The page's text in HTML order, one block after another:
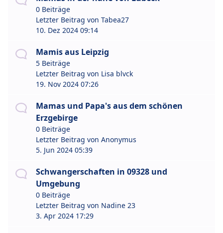
0 Beiträge
Letzter Beitrag von Tabea27
10. Dez 2024 09:14
Mamis aus Leipzig
5 Beiträge
Letzter Beitrag von Lisa blvck
19. Nov 2024 07:26
Mamas und Papa's aus dem schönen
Erzgebirge
0 Beiträge
Letzter Beitrag von Anonymus
5. Jun 2024 05:39
Schwangerschaften in 09328 und
Umgebung
0 Beiträge
Letzter Beitrag von Nadine 23
3. Apr 2024 17:29